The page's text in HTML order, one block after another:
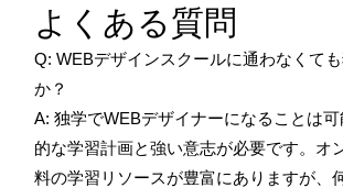
よくある質問
Q: WEBデザインスクールに通わなくて
か？
A: 独学でWEBデザイナーになることは
的な学習計画と強い意志が必要です。オ
料の学習リソースが豊富にありますが、